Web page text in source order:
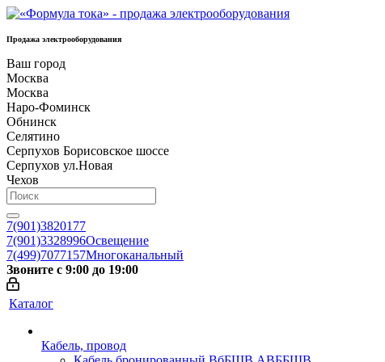
Продажа электрооборудования
Ваш город
Москва
Москва
Наро-Фоминск
Обнинск
Селятино
Серпухов Борисовское шоссе
Серпухов ул.Новая
Чехов
7(901)3820177
7(901)3328996Освещение
7(499)7077157Многоканальный
Звоните с 9:00 до 19:00
Каталог
Кабель, провод